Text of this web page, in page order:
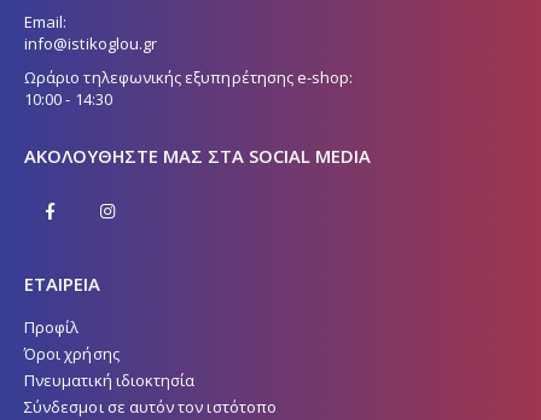
Email:
info@istikoglou.gr
Ωράριο τηλεφωνικής εξυπηρέτησης e-shop:
10:00 - 14:30
ΑΚΟΛΟΥΘΉΣΤΕ ΜΑΣ ΣΤΑ SOCIAL MEDIA
ΕΤΑΙΡΕΙΑ
Προφίλ
Όροι χρήσης
Πνευματική ιδιοκτησία
Σύνδεσμοι σε αυτόν τον ιστότοπο